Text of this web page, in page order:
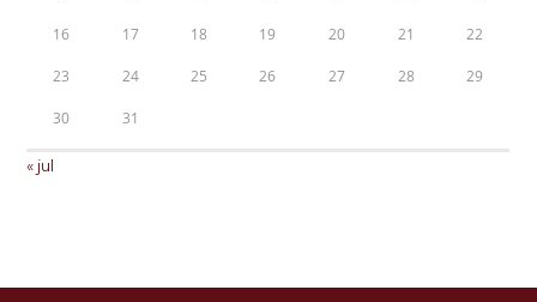
16 17 18 19 20 21 22
23 24 25 26 27 28 29
30 31
« jul